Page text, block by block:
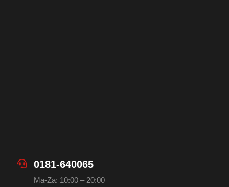
0181-640065
Ma-Za: 10:00 – 20:00